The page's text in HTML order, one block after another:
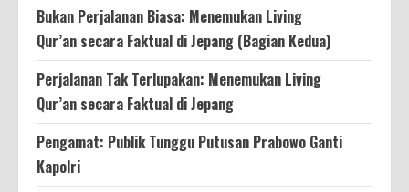
Bukan Perjalanan Biasa: Menemukan Living
Qur’an secara Faktual di Jepang (Bagian Kedua)
Perjalanan Tak Terlupakan: Menemukan Living
Qur’an secara Faktual di Jepang
Pengamat: Publik Tunggu Putusan Prabowo Ganti
Kapolri